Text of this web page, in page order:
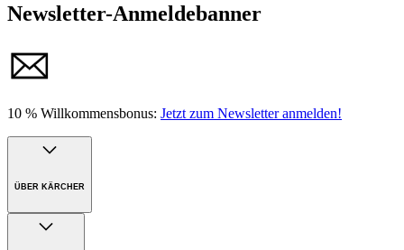
Newsletter-Anmeldebanner
10 % Willkommensbonus: Jetzt zum Newsletter anmelden!
ÜBER KÄRCHER
Unternehmen